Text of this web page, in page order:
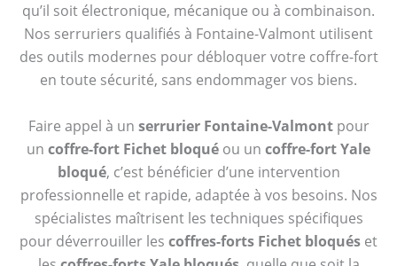
qu’il soit électronique, mécanique ou à combinaison.
Nos serruriers qualifiés à Fontaine-Valmont utilisent
des outils modernes pour débloquer votre coffre-fort
en toute sécurité, sans endommager vos biens.
Faire appel à un serrurier Fontaine-Valmontpour
un coffre-fort Fichet bloqué ou un coffre-fort Yale
bloqué, c’est bénéficier d’une intervention
professionnelle et rapide, adaptée à vos besoins. Nos
spécialistes maîtrisent les techniques spécifiques
pour déverrouiller les coffres-forts Fichet bloqués et